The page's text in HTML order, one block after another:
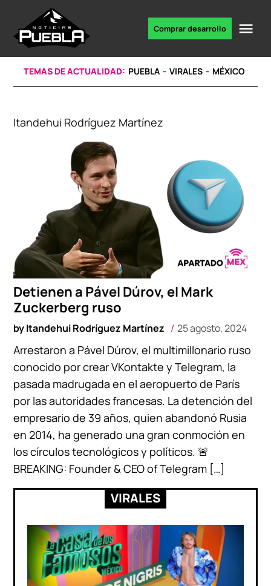
content
noticias
Comprar desarrollo
TEMAS DE ACTUALIDAD: PUEBLA VIRALES MÉXICO
Itandehui Rodríguez Martínez
Detienen a Pável Dúrov, el Mark
Zuckerberg ruso
byItandehui Rodríguez Martínez 25 agosto, 2024
Arrestaron a Pável Dúrov, el multimillonario ruso
conocido por crear VKontakte y Telegram, la
pasada madrugada en el aeropuerto de París
por las autoridades francesas. La detención del
empresario de 39 años, quien abandonó Rusia
en 2014, ha generado una gran conmoción en
los círculos tecnológicos y políticos. 🚨
BREAKING: Founder & CEO of Telegram […]
VIRALES